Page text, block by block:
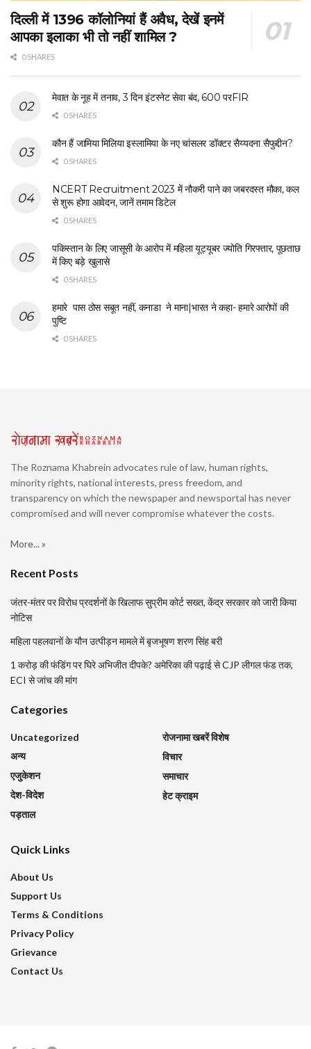
दिल्ली में 1396 कॉलोनियां हैं अवैध, देखें इनमें
आपका इलाका भी तो नहीं शामिल ?
0 SHARES
मेवात के नूह में तनाव, 3 दिन इंटरनेट सेवा बंद, 600 परFIR
0 SHARES
कौन हैं जामिया मिलिया इस्लामिया के नए चांसलर डॉक्टर सैय्यदना सैफुद्दीन?
0 SHARES
NCERT Recruitment 2023 में नौकरी पाने का जबरदस्त मौका, कल
से शुरू होगा आवेदन, जानें तमाम डिटेल
0 SHARES
पकिस्तान के लिए जासूसी के आरोप में महिला यूट्यूबर ज्योति गिरफ्तार, पूछताछ
में किए बड़े खुलासे
0 SHARES
हमारे पास ठोस सबूत नहीं, कनाडा ने माना|भारत ने कहा- हमारे आरोपों की
पुष्टि
0 SHARES
The Roznama Khabrein advocates rule of law, human rights,
minority rights, national interests, press freedom, and
transparency on which the newspaper and newsportal has never
compromised and will never compromise whatever the costs.
More... »
Recent Posts
जंतर-मंतर पर विरोध प्रदर्शनों के खिलाफ सुप्रीम कोर्ट सख्त, केंद्र सरकार को जारी किया
नोटिस
महिला पहलवानों के यौन उत्पीड़न मामले में बृजभूषण शरण सिंह बरी
1 करोड़ की फंडिंग पर घिरे अभिजीत दीपके? अमेरिका की पढ़ाई से CJP लीगल फंड तक,
ECI से जांच की मांग
Categories
Uncategorized
अन्य
एजुकेशन
देश-विदेश
पड़ताल
रोजनामा खबरें विशेष
विचार
समाचार
हेट क्राइम
Quick Links
About Us
Support Us
Terms & Conditions
Privacy Policy
Grievance
Contact Us